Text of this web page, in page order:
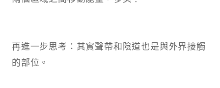
再進一步思考：其實聲帶和陰道也是與外界接觸
的部位。